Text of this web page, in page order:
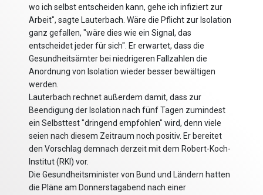
wo ich selbst entscheiden kann, gehe ich infiziert zur
Arbeit", sagte Lauterbach. Wäre die Pflicht zur Isolation
ganz gefallen, "wäre dies wie ein Signal, das
entscheidet jeder für sich". Er erwartet, dass die
Gesundheitsämter bei niedrigeren Fallzahlen die
Anordnung von Isolation wieder besser bewältigen
werden.
Lauterbach rechnet außerdem damit, dass zur
Beendigung der Isolation nach fünf Tagen zumindest
ein Selbsttest "dringend empfohlen" wird, denn viele
seien nach diesem Zeitraum noch positiv. Er bereitet
den Vorschlag demnach derzeit mit dem Robert-Koch-
Institut (RKI) vor.
Die Gesundheitsminister von Bund und Ländern hatten
die Pläne am Donnerstagabend nach einer